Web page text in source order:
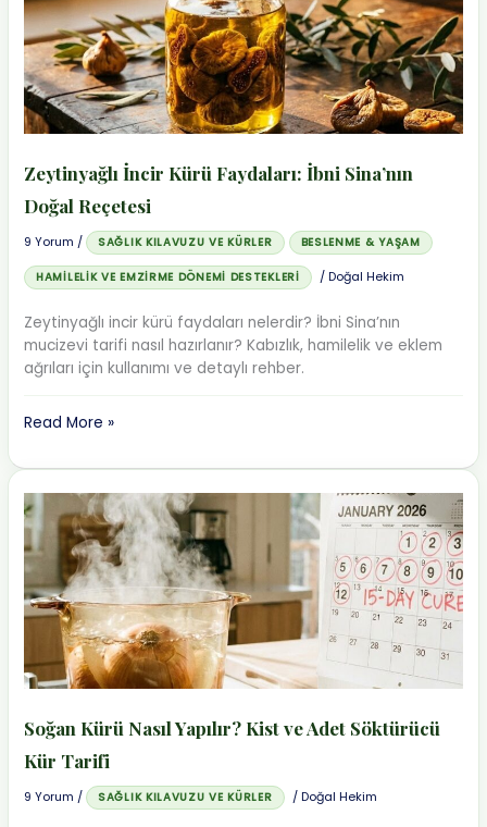
ile
Evde
Doğal
Tedavi
Zeytinyağlı İncir Kürü Faydaları: İbni Sina’nın
Doğal Reçetesi
9 Yorum / SAĞLIK KILAVUZU VE KÜRLER BESLENME & YAŞAM
HAMILELIK VE EMZIRME DÖNEMI DESTEKLERI /Doğal Hekim
Zeytinyağlı incir kürü faydaları nelerdir? İbni Sina’nın
mucizevi tarifi nasıl hazırlanır? Kabızlık, hamilelik ve eklem
ağrıları için kullanımı ve detaylı rehber.
Zeytinyağlı
Kürü
Faydaları:
İbni
Sina’nın
Doğal
Reçetesi
Read More »
Soğan Kürü Nasıl Yapılır? Kist ve Adet Söktürücü
Kür Tarifi
9 Yorum / SAĞLIK KILAVUZU VE KÜRLER /Doğal Hekim